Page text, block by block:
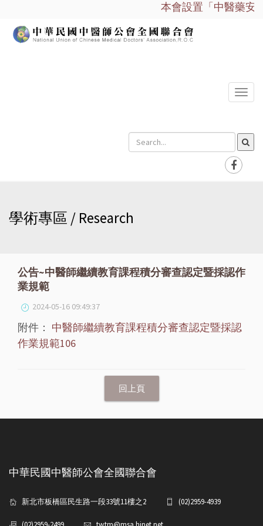
本會設置「中醫藥安
選
學術專區 / Research
公告~中醫師繼續教育課程積分審查認定暨採認作
業規範
2024-05-16 09:49:37
附件： 中醫師繼續教育課程積分審查認定暨採認
作業規範106
中華民國中醫師公會全國聯合會
新北市板橋區民生路一段33號11樓之2 (02)2959-4939